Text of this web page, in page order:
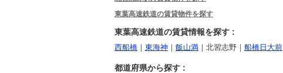
東葉高速鉄道の賃貸物件を探す
東葉高速鉄道の賃貸情報を探す :
西船橋 ｜ 東海神 ｜ 飯山満 ｜北習志野｜ 船橋日大前
都道府県から探す :